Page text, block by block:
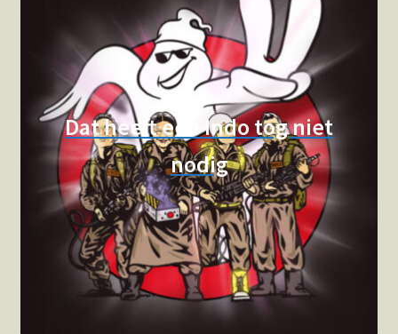
Dat heeft een Indo tog niet
nodig